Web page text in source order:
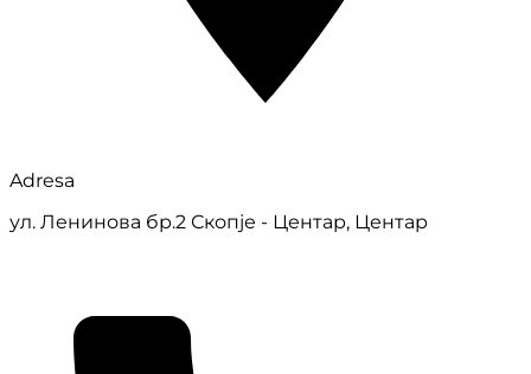
Adresa
ул. Ленинова бр.2 Скопје - Центар, Центар